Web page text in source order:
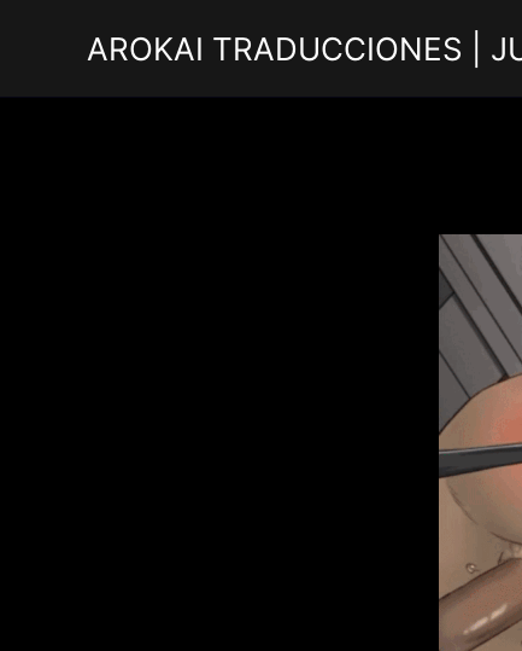
AROKAI TRADUCCIONES |